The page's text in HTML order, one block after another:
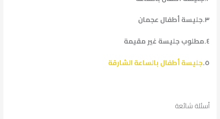
جليسة أطفال بالساعة الشارقة
أسئلة شائعة